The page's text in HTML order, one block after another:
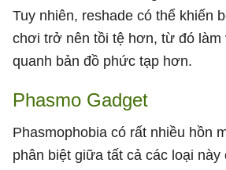
Tuy nhiên, reshade có thể khiến
chơi trở nên tồi tệ hơn, từ đó làm
quanh bản đồ phức tạp hơn.
Phasmo Gadget
Phasmophobia có rất nhiều hồn
phân biệt giữa tất cả các loại